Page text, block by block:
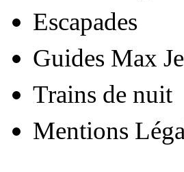
Escapades
Guides Max
Trains de nuit
Mentions